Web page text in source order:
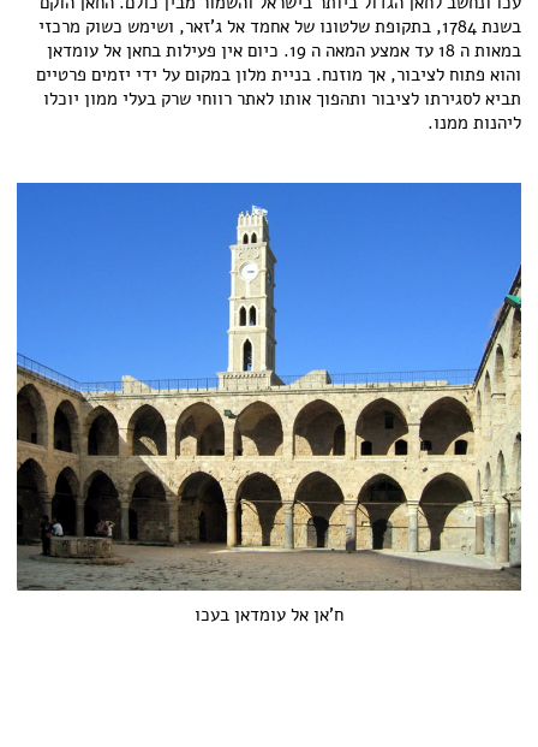
בשנת 1784, בתקופת שלטונו של אחמד אל ג'זאר, ושימש כשוק מרכזי
במאות ה 18 עד אמצע המאה ה 19. כיום אין פעילות בחאן אל עומדאן
והוא פתוח לציבור, אך מוזנח. בניית מלון במקום על ידי יזמים פרטיים
תביא לסגירתו לציבור ותהפוך אותו לאתר רווחי שרק בעלי ממון יוכלו
ליהנות ממנו.
ח'אן אל עומדאן בעכו